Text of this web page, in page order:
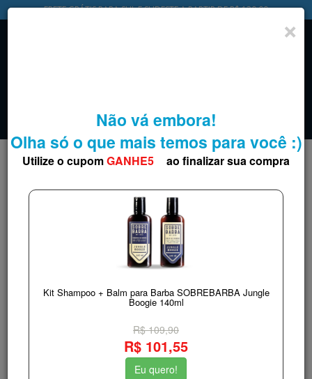
FRETE GRÁTIS PARA SUL E SUDESTE A PARTIR DE R$ 130,00
Início > PRODUTOS PARA BARBA > TÔNICO
TÔNICO
8%
OFF